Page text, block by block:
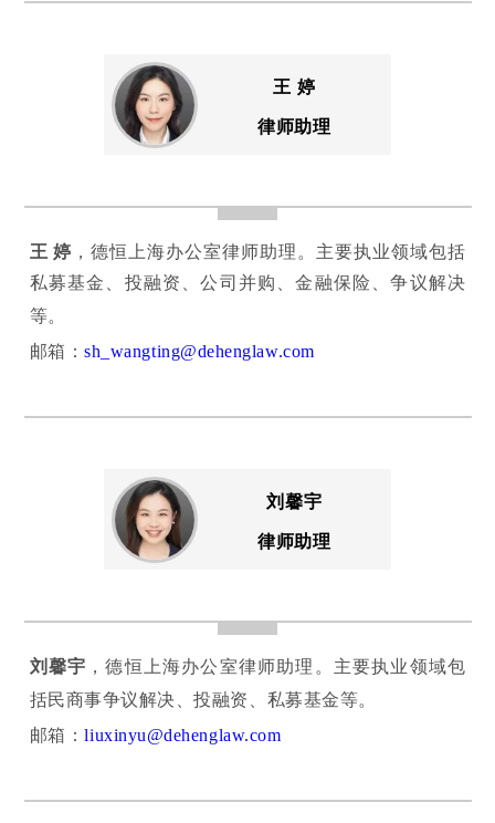
王 婷
律师助理
王 婷 ，德恒上海办公室律师助理。主要执业领域包括
私募基金、投融资、公司并购、金融保险、争议解决
等。
邮箱：sh_wangting@dehenglaw.com
刘馨宇
律师助理
刘馨宇 ，德恒上海办公室律师助理。主要执业领域包
括民商事争议解决、投融资、私募基金等。
邮箱：liuxinyu@dehenglaw.com